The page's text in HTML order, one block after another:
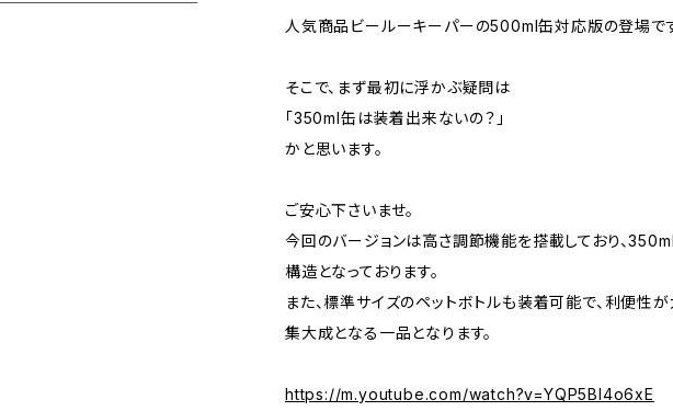
人気商品ビールーキーパーの500ml缶対応版の登場で
そこで、まず最初に浮かぶ疑問は
「350ml缶は装着出来ないの？」
かと思います。
ご安心下さいませ。
今回のバージョンは高さ調節機能を搭載しており、
構造となっております。
また、標準サイズのペットボトルも装着可能で、利便性
集大成となる一品となります。
https://m.youtube.com/watch?v=YQP5BI4o6xE